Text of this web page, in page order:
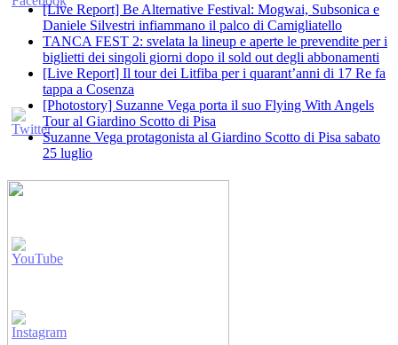
[Live Report] Be Alternative Festival: Mogwai, Subsonica e
Daniele Silvestri infiammano il palco di Camigliatello
TANCA FEST 2: svelata la lineup e aperte le prevendite per i
biglietti dei singoli giorni dopo il sold out degli abbonamenti
[Live Report] Il tour dei Litfiba per i quarant’anni di 17 Re fa
tappa a Cosenza
[Photostory] Suzanne Vega porta il suo Flying With Angels
Tour al Giardino Scotto di Pisa
Suzanne Vega protagonista al Giardino Scotto di Pisa sabato
25 luglio